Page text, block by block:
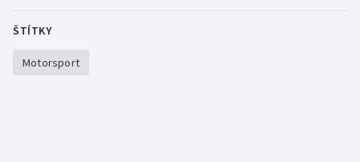
Olympijské hry
Parasport
ŠTÍTKY
Motorsport